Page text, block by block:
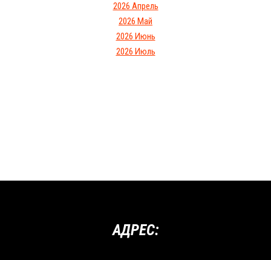
2026 Апрель
2026 Май
2026 Июнь
2026 Июль
АДРЕС: